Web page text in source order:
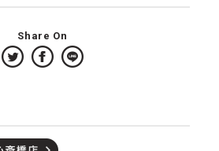
Share On